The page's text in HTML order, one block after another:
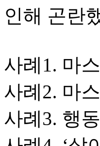
인해 곤란
사례1. 마
사례2. 마
사례3. 행